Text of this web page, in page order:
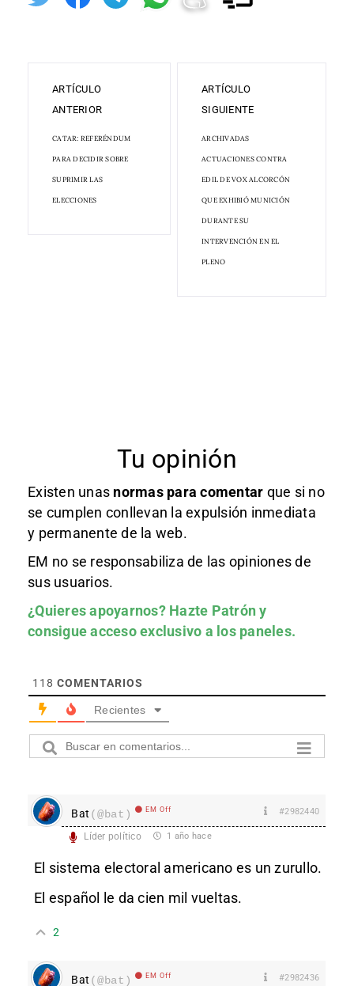
ARTÍCULO
ANTERIOR
CATAR: REFERÉNDUM
PARA DECIDIR SOBRE
SUPRIMIR LAS
ELECCIONES
ARTÍCULO
SIGUIENTE
ARCHIVADAS
ACTUACIONES CONTRA
EDIL DE VOX ALCORCÓN
QUE EXHIBIÓ MUNICIÓN
DURANTE SU
INTERVENCIÓN EN EL
PLENO
Tu opinión
Existen unas normas para comentar que si no
se cumplen conllevan la expulsión inmediata
y permanente de la web.
EM no se responsabiliza de las opiniones de
sus usuarios.
¿Quieres apoyarnos? Hazte Patróny
consigue acceso exclusivo a los paneles.
118 COMENTARIOS
Recientes
Bat (@bat) EM Off #2982440
Líder político 1 año hace
El sistema electoral americano es un zurullo.
El español le da cien mil vueltas.
2
Bat (@bat) EM Off #2982436